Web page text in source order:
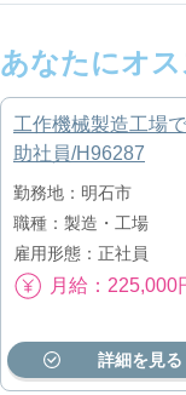
あなたにオ
工作機械製造工場
助社員/H96287
勤務地：明石市
職種：製造・工場
雇用形態：正社員
月給：225,000
詳細を見る